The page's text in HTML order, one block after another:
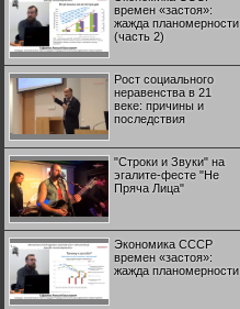
времен «застоя»:
жажда планомерности
(часть 2)
Рост социального
неравенства в 21
веке: причины и
последствия
"Строки и Звуки" на
эгалите-фесте "Не
Пряча Лица"
Экономика СССР
времен «застоя»:
жажда планомерности